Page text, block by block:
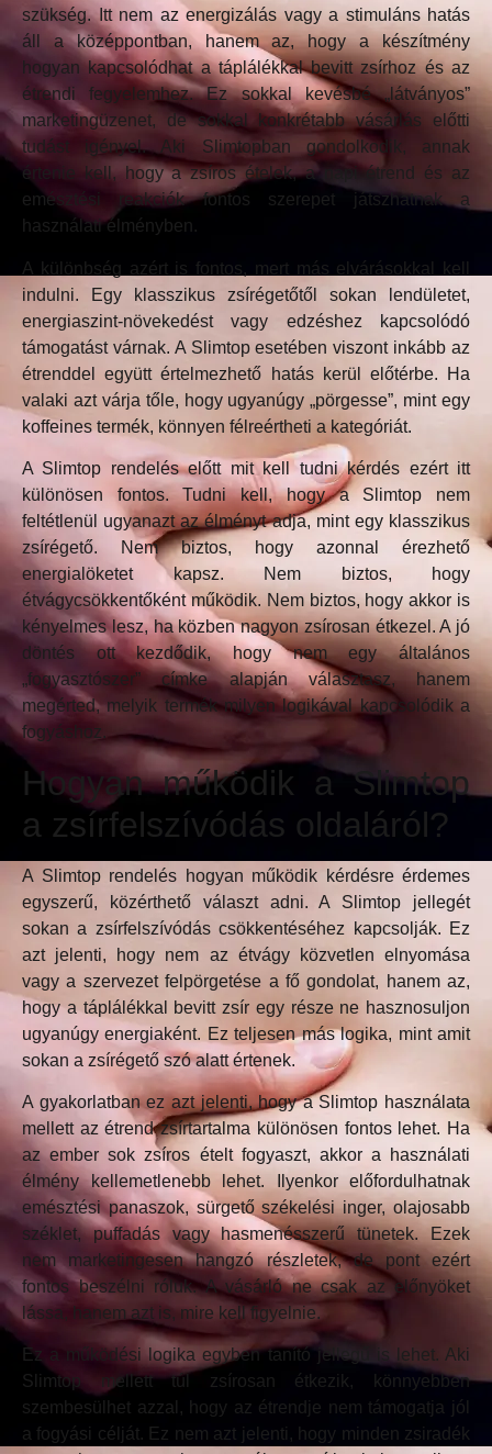
szükség. Itt nem az energizálás vagy a stimuláns hatás
áll a középpontban, hanem az, hogy a készítmény
hogyan kapcsolódhat a táplálékkal bevitt zsírhoz és az
étrendi fegyelemhez. Ez sokkal kevésbé „látványos”
marketingüzenet, de sokkal konkrétabb vásárlás előtti
tudást igényel. Aki Slimtopban gondolkodik, annak
értenie kell, hogy a zsíros ételek, a napi étrend és az
emésztési reakciók fontos szerepet játszhatnak a
használati élményben.
A különbség azért is fontos, mert más elvárásokkal kell
indulni. Egy klasszikus zsírégetőtől sokan lendületet,
energiaszint-növekedést vagy edzéshez kapcsolódó
támogatást várnak. A Slimtop esetében viszont inkább az
étrenddel együtt értelmezhető hatás kerül előtérbe. Ha
valaki azt várja tőle, hogy ugyanúgy „pörgesse”, mint egy
koffeines termék, könnyen félreértheti a kategóriát.
A Slimtop rendelés előtt mit kell tudni kérdés ezért itt
különösen fontos. Tudni kell, hogy a Slimtop nem
feltétlenül ugyanazt az élményt adja, mint egy klasszikus
zsírégető. Nem biztos, hogy azonnal érezhető
energialöketet kapsz. Nem biztos, hogy
étvágycsökkentőként működik. Nem biztos, hogy akkor is
kényelmes lesz, ha közben nagyon zsírosan étkezel. A jó
döntés ott kezdődik, hogy nem egy általános
„fogyasztószer” címke alapján választasz, hanem
megérted, melyik termék milyen logikával kapcsolódik a
fogyáshoz.
Hogyan működik a Slimtop
a zsírfelszívódás oldaláról?
A Slimtop rendelés hogyan működik kérdésre érdemes
egyszerű, közérthető választ adni. A Slimtop jellegét
sokan a zsírfelszívódás csökkentéséhez kapcsolják. Ez
azt jelenti, hogy nem az étvágy közvetlen elnyomása
vagy a szervezet felpörgetése a fő gondolat, hanem az,
hogy a táplálékkal bevitt zsír egy része ne hasznosuljon
ugyanúgy energiaként. Ez teljesen más logika, mint amit
sokan a zsírégető szó alatt értenek.
A gyakorlatban ez azt jelenti, hogy a Slimtop használata
mellett az étrend zsírtartalma különösen fontos lehet. Ha
az ember sok zsíros ételt fogyaszt, akkor a használati
élmény kellemetlenebb lehet. Ilyenkor előfordulhatnak
emésztési panaszok, sürgető székelési inger, olajosabb
széklet, puffadás vagy hasmenésszerű tünetek. Ezek
nem marketingesen hangzó részletek, de pont ezért
fontos beszélni róluk. A vásárló ne csak az előnyöket
lássa, hanem azt is, mire kell figyelnie.
Ez a működési logika egyben tanító jellegű is lehet. Aki
Slimtop mellett túl zsírosan étkezik, könnyebben
szembesülhet azzal, hogy az étrendje nem támogatja jól
a fogyási célját. Ez nem azt jelenti, hogy minden zsiradék